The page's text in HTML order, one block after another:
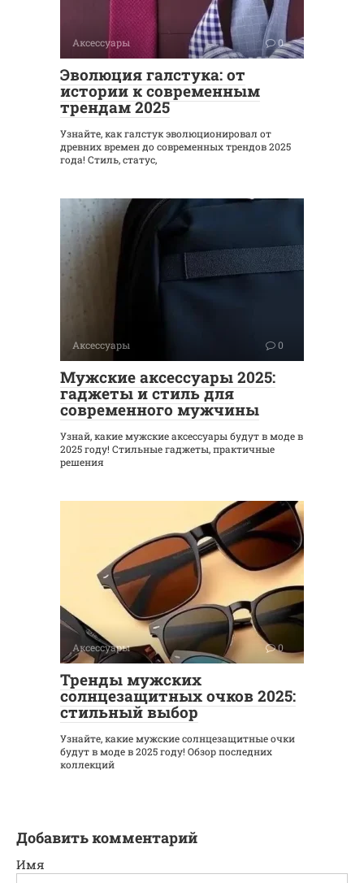
Аксессуары 0
Эволюция галстука: от
истории к современным
трендам 2025
Узнайте, как галстук эволюционировал от
древних времен до современных трендов 2025
года! Стиль, статус,
Аксессуары 0
Мужские аксессуары 2025:
гаджеты и стиль для
современного мужчины
Узнай, какие мужские аксессуары будут в моде в
2025 году! Стильные гаджеты, практичные
решения
Аксессуары 0
Тренды мужских
солнцезащитных очков 2025:
стильный выбор
Узнайте, какие мужские солнцезащитные очки
будут в моде в 2025 году! Обзор последних
коллекций
Добавить комментарий
Имя